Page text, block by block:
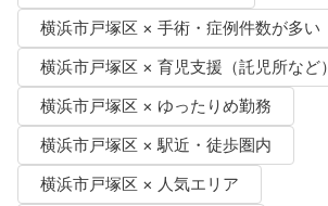
横浜市戸塚区 × 手術・症例件数が多い
横浜市戸塚区 × 育児支援（託児所など）
横浜市戸塚区 × ゆったりめ勤務
横浜市戸塚区 × 駅近・徒歩圏内
横浜市戸塚区 × 人気エリア